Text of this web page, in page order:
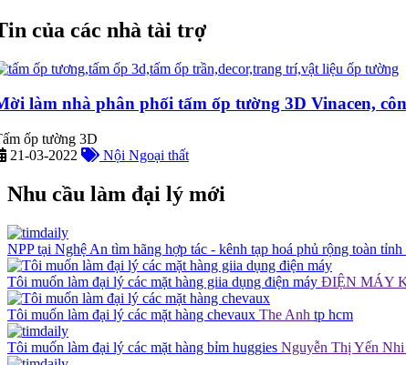
của các nhà tài trợ
làm nhà phân phối tấm ốp tường 3D Vinacen,
ốp tường 3D
21-03-2022
Nội Ngoại thất
Nhu cầu làm đại lý mới
NPP tại Nghệ An tìm hãng hợp tác - kênh tạp hoá phủ rộng toàn tỉnh
Tôi muốn làm đại lý các mặt hàng giia dụng điện máy ĐIỆN MÁY
Tôi muốn làm đại lý các mặt hàng chevaux The Anh tp hcm
Tôi muốn làm đại lý các mặt hàng bỉm huggies Nguyễn Thị Yến Nhi